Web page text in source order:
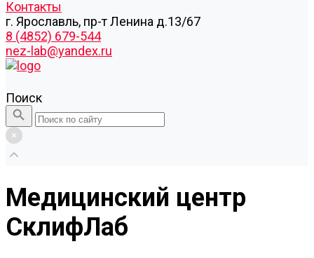
Контакты
г. Ярославль, пр-т Ленина д.13/67
8 (4852) 679-544
nez-lab@yandex.ru
Поиск
Медицинский центр
СклифЛаб